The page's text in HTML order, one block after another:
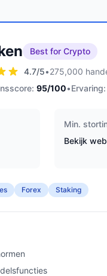
Best for Crypto
4.7/5•275,000
95/100•Ervaring:
Min.
Bekijk
Forex Staking